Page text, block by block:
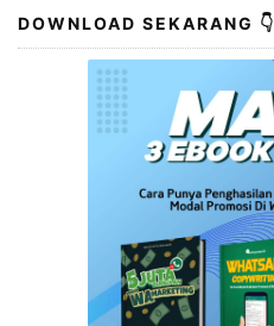
DOWNLOAD SEKARANG 👇